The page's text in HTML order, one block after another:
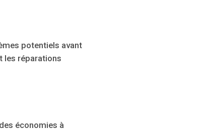
potentiels avant
les réparations
économies à